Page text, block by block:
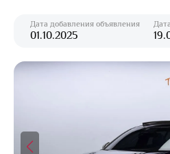
Дата добавления объявления
01.10.2025